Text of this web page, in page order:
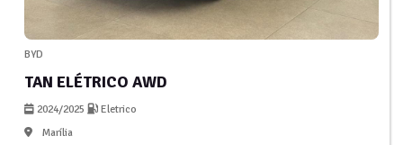
BYD
TAN ELÉTRICO AWD
2024/2025
Eletrico
Marília